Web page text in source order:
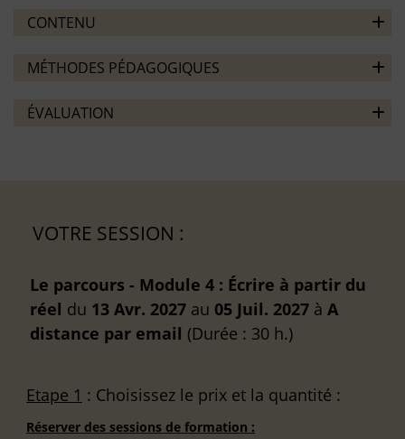
CONTENU
MÉTHODES PÉDAGOGIQUES
ÉVALUATION
VOTRE SESSION :
Le parcours - Module 4 : Écrire à partir du
réel du 13 Avr. 2027 au 05 Juil. 2027 à A
distance par email (Durée : 30 h.)
Etape 1 : Choisissez le prix et la quantité :
Réserver des sessions de formation :